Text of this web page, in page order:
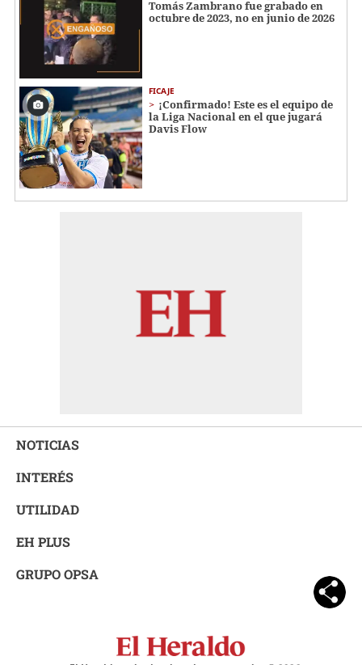
Tomás Zambrano fue grabado en
octubre de 2023, no en junio de 2026
FICAJE
¡Confirmado! Este es el equipo de
la Liga Nacional en el que jugará
Davis Flow
NOTICIAS
INTERÉS
UTILIDAD
EH PLUS
GRUPO OPSA